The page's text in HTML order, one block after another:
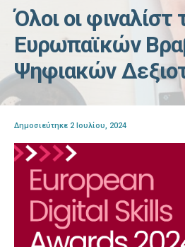
Όλοι οι φιναλίστ
Ευρωπαϊκών
Ψηφιακών
Δημοσιεύτηκε 2 Ιουλίου, 2024